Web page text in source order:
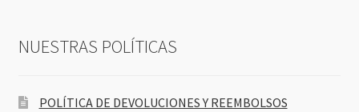
NUESTRAS POLÍTICAS
POLÍTICA DE DEVOLUCIONES Y REEMBOLSOS